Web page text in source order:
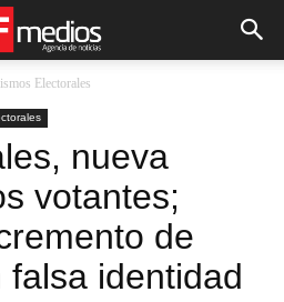
Electorales
nueva
votantes;
de
identidad